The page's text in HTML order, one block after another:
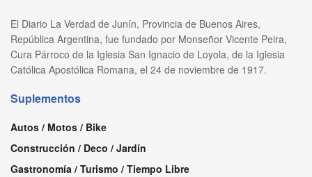
El Diario La Verdad de Junín, Provincia de Buenos Aires,
República Argentina, fue fundado por Monseñor Vicente Peira,
Cura Párroco de la Iglesia San Ignacio de Loyola, de la Iglesia
Católica Apostólica Romana, el 24 de noviembre de 1917.
Suplementos
Autos / Motos / Bike
Construcción / Deco / Jardín
Gastronomía / Turismo / Tiempo Libre